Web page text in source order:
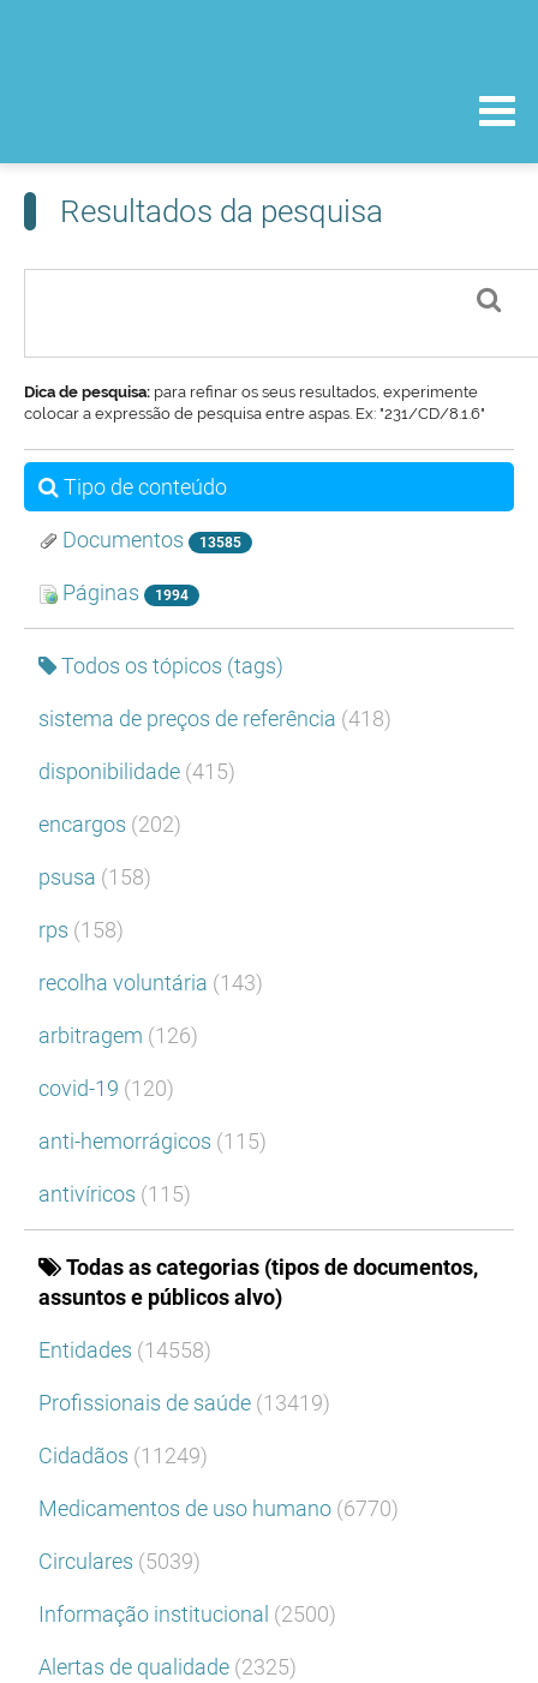
Resultados da pesquisa
Dica de pesquisa: para refinar os seus resultados, experimente
colocar a expressão de pesquisa entre aspas. Ex: "231/CD/8.1.6"
Tipo de conteúdo
Documentos 13585
Páginas 1994
Todos os tópicos (tags)
sistema de preços de referência (418)
disponibilidade (415)
encargos (202)
psusa (158)
rps (158)
recolha voluntária (143)
arbitragem (126)
covid-19 (120)
anti-hemorrágicos (115)
antivíricos (115)
Todas as categorias (tipos de documentos,
assuntos e públicos alvo)
Entidades (14558)
Profissionais de saúde (13419)
Cidadãos (11249)
Medicamentos de uso humano (6770)
Circulares (5039)
Informação institucional (2500)
Alertas de qualidade (2325)